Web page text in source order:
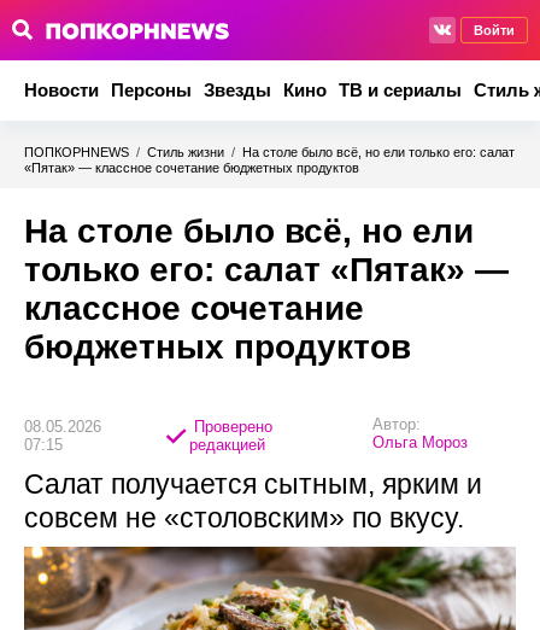
Войти
Новости Персоны Звезды Кино ТВ и сериалы Стиль
ПОПКОРНNEWS / Стиль жизни / На столе было всё, но ели только его: салат
«Пятак» — классное сочетание бюджетных продуктов
На столе было всё, но ели
только его: салат «Пятак» —
классное сочетание
бюджетных продуктов
08.05.2026
07:15
Проверено
редакцией
Автор:
Ольга Мороз
Салат получается сытным, ярким и
совсем не «столовским» по вкусу.